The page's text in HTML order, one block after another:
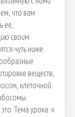
что вам
ее,
своим
чуть ниже.
веществ,
клеточной
Тема урока: «